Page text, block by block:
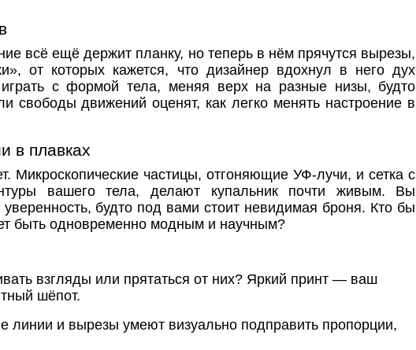
всё ещё держит планку, но теперь в нём прячутся вырезы,
от которых кажется, что дизайнер вдохнул в него дух
с формой тела, меняя верх на разные низы, будто
свободы движений оценят, как легко менять настроение в
в плавках
Микроскопические частицы, отгоняющие УФ‑лучи, и сетка с
вашего тела, делают купальник почти живым. Вы
будто под вами стоит невидимая броня. Кто бы
быть одновременно модным и научным?
взгляды или прятаться от них? Яркий принт — ваш
шёпот.
линии и вырезы умеют визуально подправить пропорции,